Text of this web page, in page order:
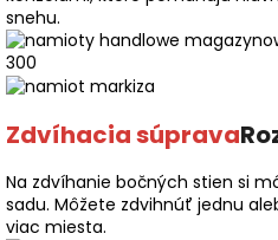
snehu.
Zdvíhacia súprava
Na zdvíhanie bočných stien si
sadu. Môžete zdvihnúť jednu
viac miesta.